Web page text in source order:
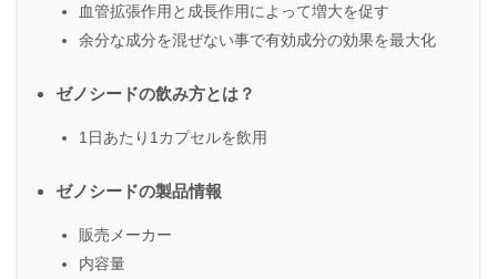
血管拡張作用と成長作用によって増大を促す
余分な成分を混ぜない事で有効成分の効果を最大化
ゼノシードの飲み方とは？
1日あたり1カプセルを飲用
ゼノシードの製品情報
販売メーカー
内容量